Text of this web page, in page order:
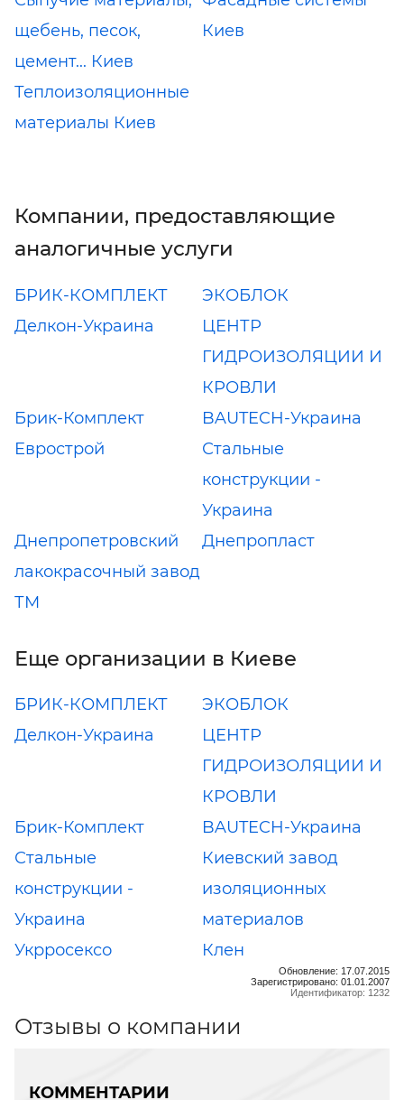
щебень, песок,
цемент... Киев
Киев
Теплоизоляционные
материалы Киев
Компании, предоставляющие
аналогичные услуги
БРИК-КОМПЛЕКТ
ЭКОБЛОК
Делкон-Украина
ЦЕНТР
ГИДРОИЗОЛЯЦИИ И
КРОВЛИ
Брик-Комплект
BAUTECH-Украина
Еврострой
Стальные
конструкции -
Украина
Днепропетровский
лакокрасочный завод
ТМ
Днепропласт
Еще организации в Киеве
БРИК-КОМПЛЕКТ
ЭКОБЛОК
Делкон-Украина
ЦЕНТР
ГИДРОИЗОЛЯЦИИ И
КРОВЛИ
Брик-Комплект
BAUTECH-Украина
Стальные
конструкции -
Украина
Киевский завод
изоляционных
материалов
Укрросексо
Клен
Обновление: 17.07.2015
Зарегистрировано: 01.01.2007
Идентификатор: 1232
Отзывы о компании
КОММЕНТАРИИ